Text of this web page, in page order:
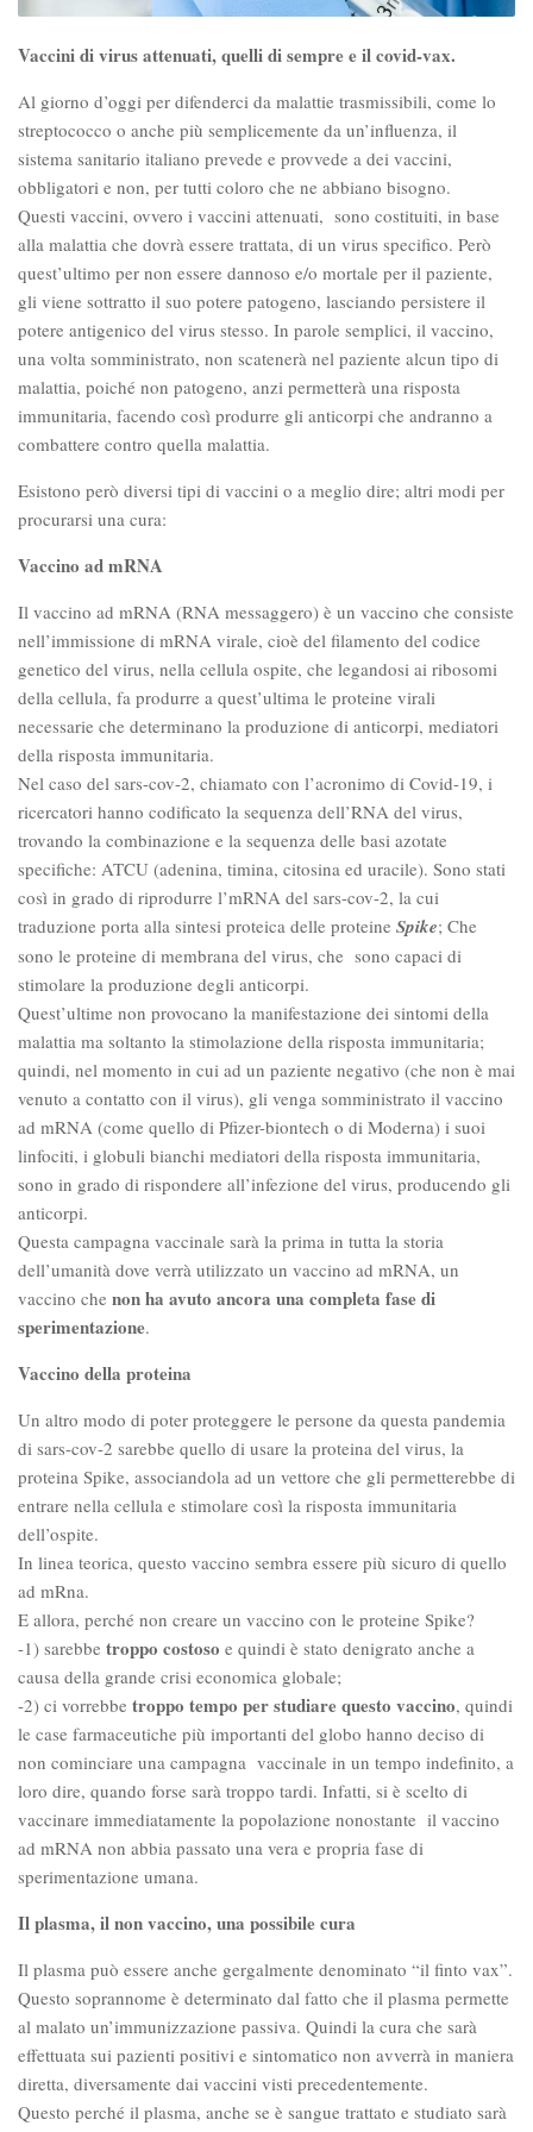
Vaccini di virus attenuati, quelli di sempre e il covid-vax.
Al giorno d’oggi per difenderci da malattie trasmissibili, come lo
streptococco o anche più semplicemente da un’influenza, il
sistema sanitario italiano prevede e provvede a dei vaccini,
obbligatori e non, per tutti coloro che ne abbiano bisogno.
Questi vaccini, ovvero i vaccini attenuati, sono costituiti, in base
alla malattia che dovrà essere trattata, di un virus specifico. Però
quest’ultimo per non essere dannoso e/o mortale per il paziente,
gli viene sottratto il suo potere patogeno, lasciando persistere il
potere antigenico del virus stesso. In parole semplici, il vaccino,
una volta somministrato, non scatenerà nel paziente alcun tipo di
malattia, poiché non patogeno, anzi permetterà una risposta
immunitaria, facendo così produrre gli anticorpi che andranno a
combattere contro quella malattia.
Esistono però diversi tipi di vaccini o a meglio dire; altri modi per
procurarsi una cura:
Vaccino ad mRNA
Il vaccino ad mRNA (RNA messaggero) è un vaccino che consiste
nell’immissione di mRNA virale, cioè del filamento del codice
genetico del virus, nella cellula ospite, che legandosi ai ribosomi
della cellula, fa produrre a quest’ultima le proteine virali
necessarie che determinano la produzione di anticorpi, mediatori
della risposta immunitaria.
Nel caso del sars-cov-2, chiamato con l’acronimo di Covid-19, i
ricercatori hanno codificato la sequenza dell’RNA del virus,
trovando la combinazione e la sequenza delle basi azotate
specifiche: ATCU (adenina, timina, citosina ed uracile). Sono stati
così in grado di riprodurre l’mRNA del sars-cov-2, la cui
traduzione porta alla sintesi proteica delle proteine Spike; Che
sono le proteine di membrana del virus, che sono capaci di
stimolare la produzione degli anticorpi.
Quest’ultime non provocano la manifestazione dei sintomi della
malattia ma soltanto la stimolazione della risposta immunitaria;
quindi, nel momento in cui ad un paziente negativo (che non è mai
venuto a contatto con il virus), gli venga somministrato il vaccino
ad mRNA (come quello di Pfizer-biontech o di Moderna) i suoi
linfociti, i globuli bianchi mediatori della risposta immunitaria,
sono in grado di rispondere all’infezione del virus, producendo gli
anticorpi.
Questa campagna vaccinale sarà la prima in tutta la storia
dell’umanità dove verrà utilizzato un vaccino ad mRNA, un
vaccino che non ha avuto ancora una completa fase di
sperimentazione.
Vaccino della proteina
Un altro modo di poter proteggere le persone da questa pandemia
di sars-cov-2 sarebbe quello di usare la proteina del virus, la
proteina Spike, associandola ad un vettore che gli permetterebbe di
entrare nella cellula e stimolare così la risposta immunitaria
dell’ospite.
In linea teorica, questo vaccino sembra essere più sicuro di quello
ad mRna.
E allora, perché non creare un vaccino con le proteine Spike?
-1) sarebbe troppo costoso e quindi è stato denigrato anche a
causa della grande crisi economica globale;
-2) ci vorrebbe troppo tempo per studiare questo vaccino, quindi
le case farmaceutiche più importanti del globo hanno deciso di
non cominciare una campagna vaccinale in un tempo indefinito, a
loro dire, quando forse sarà troppo tardi. Infatti, si è scelto di
vaccinare immediatamente la popolazione nonostante il vaccino
ad mRNA non abbia passato una vera e propria fase di
sperimentazione umana.
Il plasma, il non vaccino, una possibile cura
Il plasma può essere anche gergalmente denominato “il finto vax”.
Questo soprannome è determinato dal fatto che il plasma permette
al malato un’immunizzazione passiva. Quindi la cura che sarà
effettuata sui pazienti positivi e sintomatico non avverrà in maniera
diretta, diversamente dai vaccini visti precedentemente.
Questo perché il plasma, anche se è sangue trattato e studiato sarà